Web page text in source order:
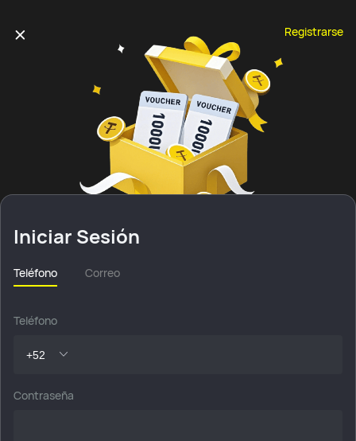
Registrarse
Iniciar Sesión
Teléfono Correo
Teléfono
Contraseña